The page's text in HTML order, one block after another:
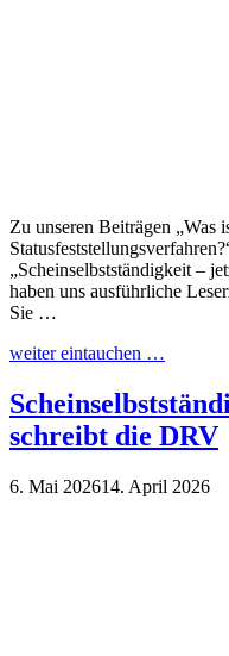
Zu unseren Beiträgen „Was
„Scheinselbstständigkeit –
haben uns ausführliche
Sie …
weiter eintauchen …
schreibt die DRV
6. Mai 202614. April 2026